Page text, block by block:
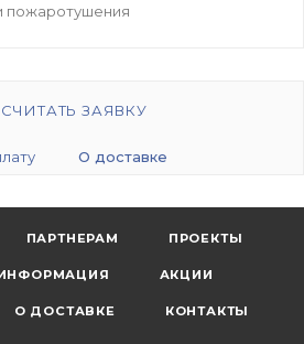
пожаротушения
ЗАЯВКУ
О доставке
ПАРТНЕРАМ ПРОЕКТЫ
АКЦИИ
О ДОСТАВКЕ КОНТАКТЫ